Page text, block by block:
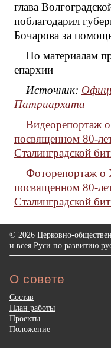
глава
поблагодарил
Бочарова за
По материалам
епархии
Источник:
Патриархата
Видеорепортаж
посвященном 80-
Сталинградской
Фоторепортаж о
посвященном 80-
Сталинградской
© 2026 Церковно-
и всея Руси по развитию
О совете
Состав
План работы
Проекты
Положение